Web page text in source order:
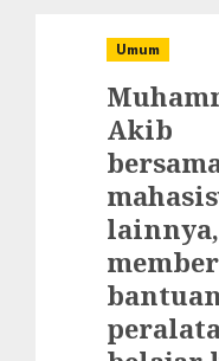
Umum
Akib
lainnya,